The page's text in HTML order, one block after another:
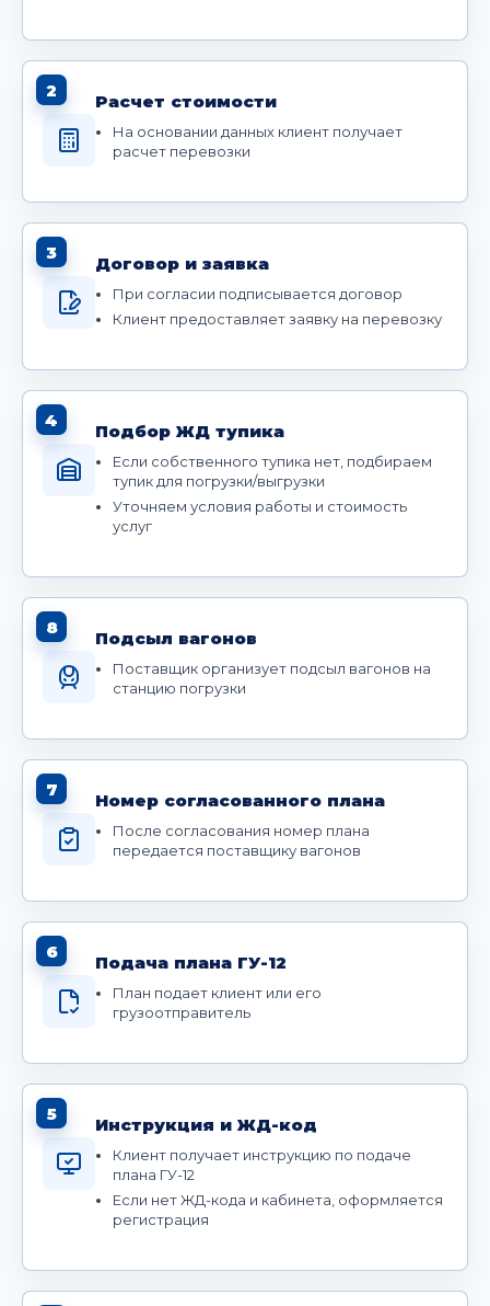
2
Расчет стоимости
На основании данных клиент получает
расчет перевозки
3
Договор и заявка
При согласии подписывается договор
Клиент предоставляет заявку на перевозку
4
Подбор ЖД тупика
Если собственного тупика нет, подбираем
тупик для погрузки/выгрузки
Уточняем условия работы и стоимость
услуг
8
Подсыл вагонов
Поставщик организует подсыл вагонов на
станцию погрузки
7
Номер согласованного плана
После согласования номер плана
передается поставщику вагонов
6
Подача плана ГУ-12
План подает клиент или его
грузоотправитель
5
Инструкция и ЖД-код
Клиент получает инструкцию по подаче
плана ГУ-12
Если нет ЖД-кода и кабинета, оформляется
регистрация